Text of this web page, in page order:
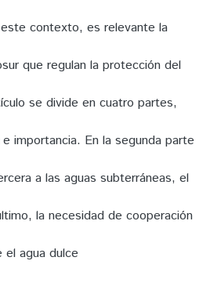
contexto, es relevante la
que regulan la protección del
se divide en cuatro partes,
importancia. En la segunda parte
a las aguas subterráneas, el
la necesidad de cooperación
el agua dulce